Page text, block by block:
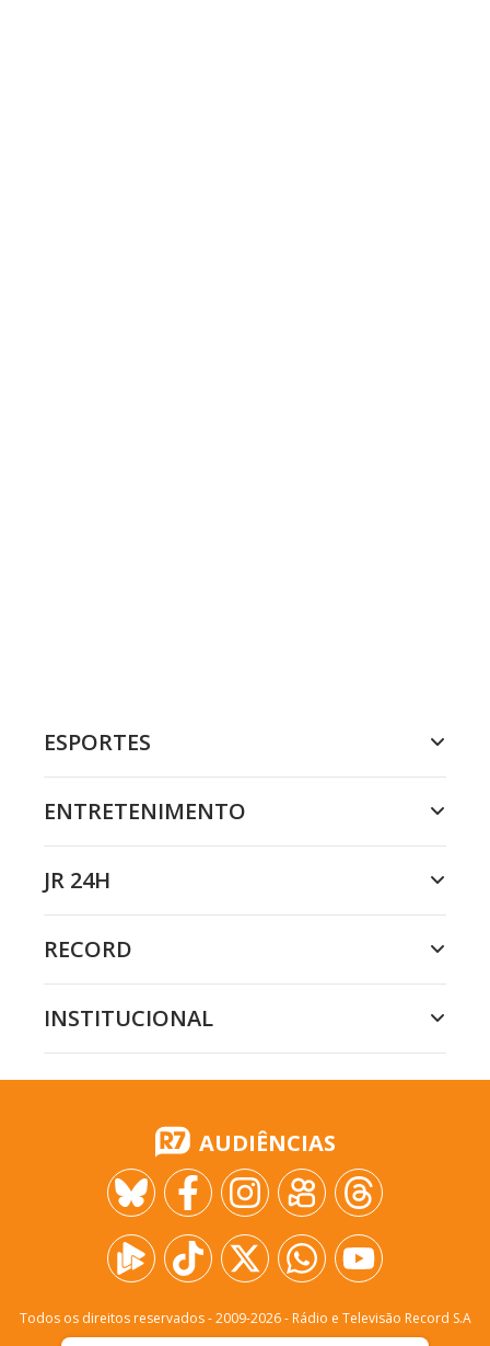
ESPORTES
ENTRETENIMENTO
JR 24H
RECORD
INSTITUCIONAL
AUDIÊNCIAS
Todos os direitos reservados - 2009-2026- Rádio e Televisão Record S.A